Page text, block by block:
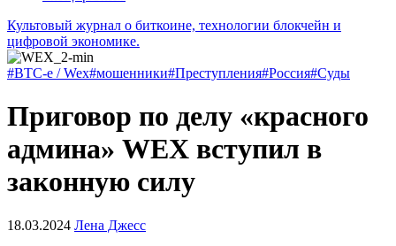
Культовый журнал о биткоине, технологии блокчейн и
цифровой экономике.
#BTC-e / Wex#мошенники#Преступления#Россия#Суды
Приговор по делу «красного
админа» WEX вступил в
законную силу
18.03.2024 Лена Джесс